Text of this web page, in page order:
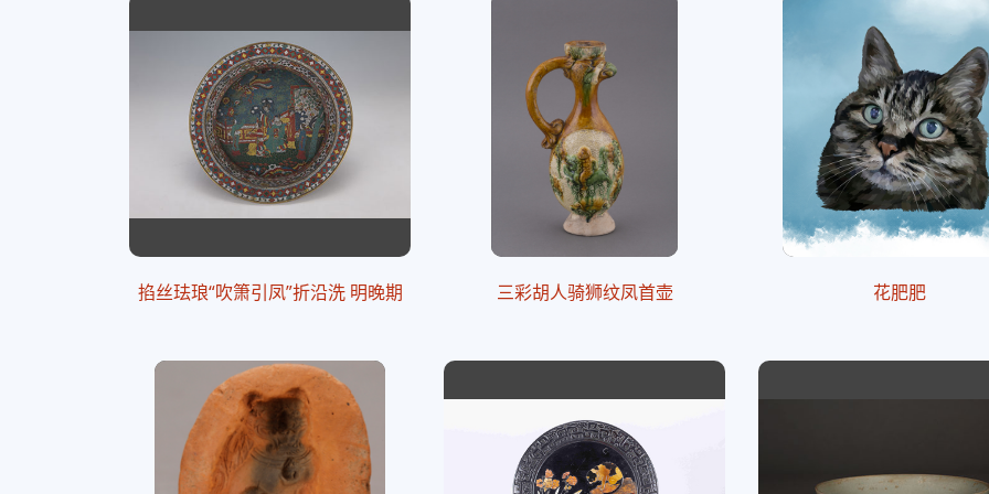
掐丝珐琅“吹箫引凤”折沿洗 明晚期 三彩胡人骑狮纹凤首壶 花肥肥